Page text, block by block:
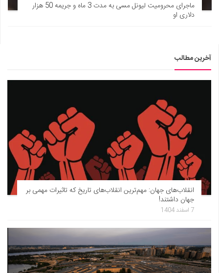
ماجرای محرومیت لیونل مسی به مدت 3 ماه و جریمه 50 هزار
دلاری او
آخرین مطالب
انقلاب‌های جهان: مهم‌ترین انقلاب‌های تاریخ که تاثیرات مهمی بر
جهان داشتند!
7 اسفند 1404